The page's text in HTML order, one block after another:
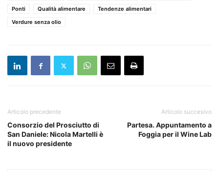
Ponti
Qualità alimentare
Tendenze alimentari
Verdure senza olio
Articolo precedente
Consorzio del Prosciutto di
San Daniele: Nicola Martelli è
il nuovo presidente
Articolo succesivo
Partesa. Appuntamento a
Foggia per il Wine Lab